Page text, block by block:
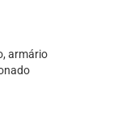
armário